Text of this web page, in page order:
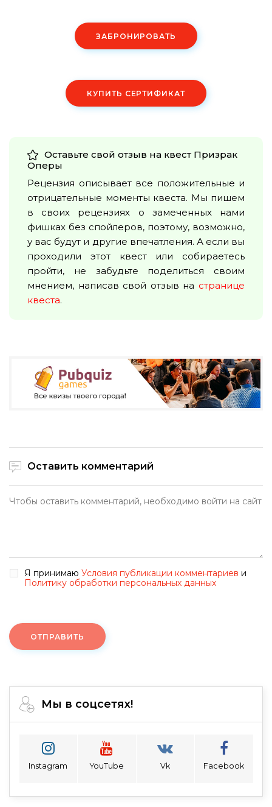
ЗАБРОНИРОВАТЬ
КУПИТЬ СЕРТИФИКАТ
Оставьте свой отзыв на квест Призрак
Оперы
Рецензия описывает все положительные и
отрицательные моменты квеста. Мы пишем
в своих рецензиях о замеченных нами
фишках без спойлеров, поэтому, возможно,
у вас будут и другие впечатления. А если вы
проходили этот квест или собираетесь
пройти, не забудьте поделиться своим
мнением, написав свой отзыв на странице
квеста.
Оставить комментарий
Я принимаю Условия публикации комментариев и
Политику обработки персональных данных
ОТПРАВИТЬ
Мы в соцсетях!
Instagram YouTube Vk Facebook